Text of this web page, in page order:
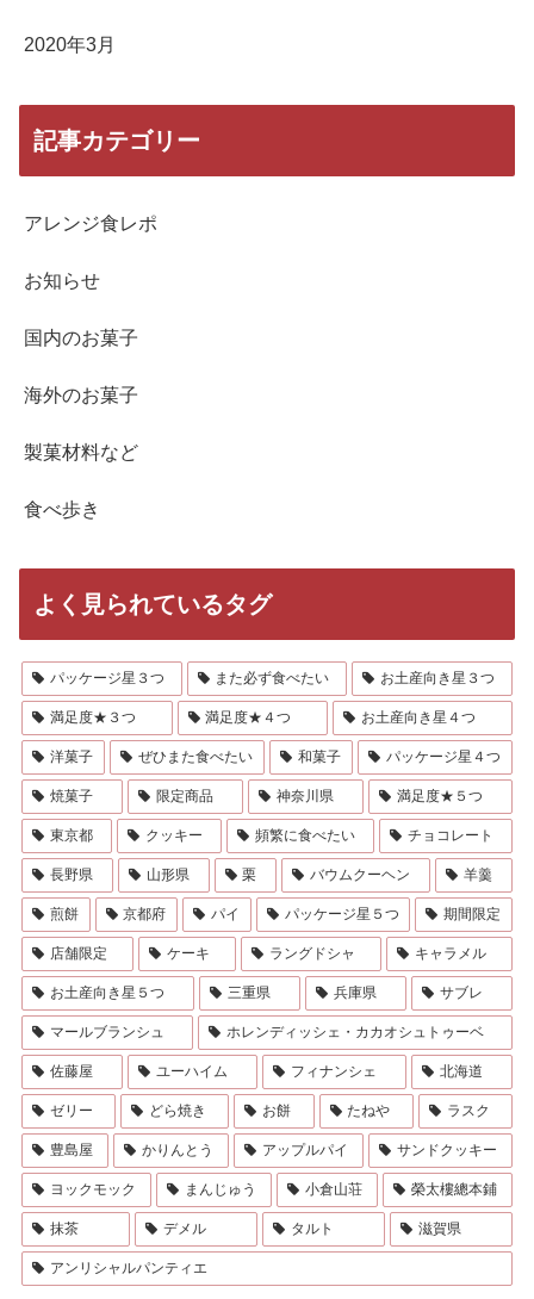
2020年3月
記事カテゴリー
アレンジ食レポ
お知らせ
国内のお菓子
海外のお菓子
製菓材料など
食べ歩き
よく見られているタグ
パッケージ星３つ また必ず食べたい お土産向き星３つ
満足度★３つ 満足度★４つ お土産向き星４つ
洋菓子 ぜひまた食べたい 和菓子 パッケージ星４つ
焼菓子 限定商品 神奈川県 満足度★５つ
東京都 クッキー 頻繁に食べたい チョコレート
長野県 山形県 栗 バウムクーヘン 羊羹
煎餅 京都府 パイ パッケージ星５つ 期間限定
店舗限定 ケーキ ラングドシャ キャラメル
お土産向き星５つ 三重県 兵庫県 サブレ
マールブランシュ ホレンディッシェ・カカオシュトゥーベ
佐藤屋 ユーハイム フィナンシェ 北海道
ゼリー どら焼き お餅 たねや ラスク
豊島屋 かりんとう アップルパイ サンドクッキー
ヨックモック まんじゅう 小倉山荘 榮太樓總本鋪
抹茶 デメル タルト 滋賀県
アンリシャルパンティエ